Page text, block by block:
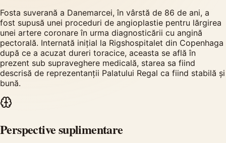
Fosta suverană a Danemarcei, în vârstă de 86 de ani, a
fost supusă unei proceduri de angioplastie pentru lărgirea
unei artere coronare în urma diagnosticării cu angină
pectorală. Internată inițial la Rigshospitalet din Copenhaga
după ce a acuzat dureri toracice, aceasta se află în
prezent sub supraveghere medicală, starea sa fiind
descrisă de reprezentanții Palatului Regal ca fiind stabilă și
bună.
Perspective suplimentare